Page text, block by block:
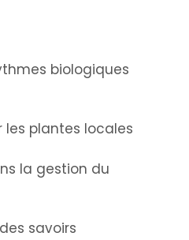
biologiques
les plantes locales
la gestion du
des savoirs